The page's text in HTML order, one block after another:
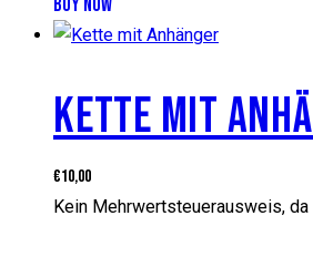
BUY NOW
KETTE MIT
€10,00
Kein Mehrwertsteuerausweis,